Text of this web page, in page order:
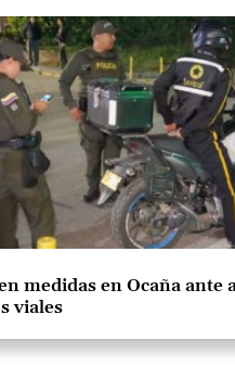
medidas en Ocaña ante
viales